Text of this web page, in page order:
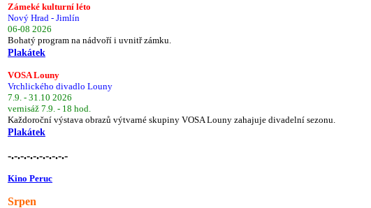
Zámeké kulturní léto
Nový Hrad - Jimlín
06-08 2026
Bohatý program na nádvoří i uvnitř zámku.
Plakátek
VOSA Louny
Vrchlického divadlo Louny
7.9. - 31.10 2026
vernisáž 7.9. - 18 hod.
Každoroční výstava obrazů výtvarné skupiny VOSA Louny zahajuje divadelní sezonu.
Plakátek
-.-.-.-.-.-.-.-.-.-
Kino Peruc
Srpen